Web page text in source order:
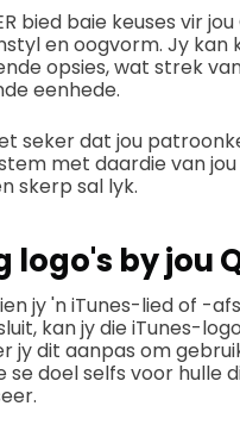
bied baie keuses vir
en oogvorm. Jy kan
opsies, wat strek
eenhede.
seker dat jou
met daardie van
skerp sal lyk.
logo's by jou
jy 'n iTunes-lied of -
kan jy die iTunes-
jy dit aanpas om
se doel selfs voor hulle